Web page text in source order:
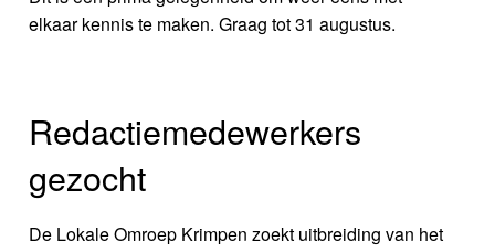
elkaar kennis te maken. Graag tot 31 augustus.
Redactiemedewerkers
gezocht
De Lokale Omroep Krimpen zoekt uitbreiding van het